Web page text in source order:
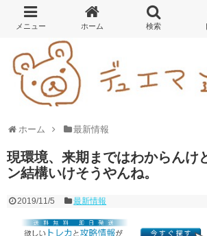
ホーム 最新情報
現環境、来期まではわからんけ
ン結構いけそうやんね。
2019/11/5 最新情報